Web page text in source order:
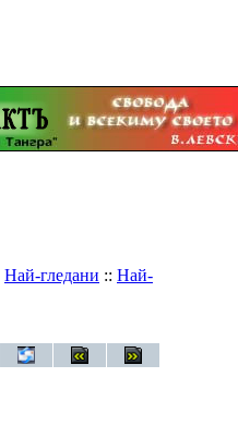
Най-гледани :: Най-